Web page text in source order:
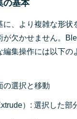
の基本
に、より複雑な形状
が欠かせません。
編集操作には以下の
の選択と移動
）: 選択した部